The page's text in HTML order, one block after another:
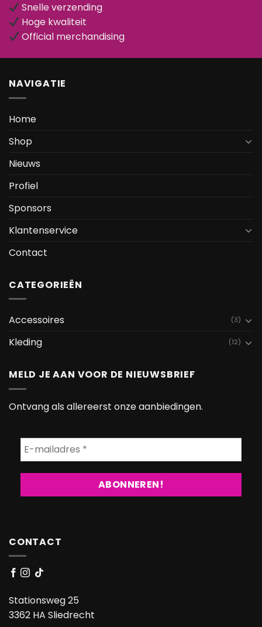
Snelle verzending
Hoge kwaliteit
Official merchandising
NAVIGATIE
Home
Shop
Nieuws
Profiel
Sponsors
Klantenservice
Contact
CATEGORIEËN
Accessoires (3)
Kleding (12)
MELD JE AAN VOOR DE NIEUWSBRIEF
Ontvang als allereerst onze aanbiedingen.
CONTACT
Stationsweg 25
3362 HA Sliedrecht